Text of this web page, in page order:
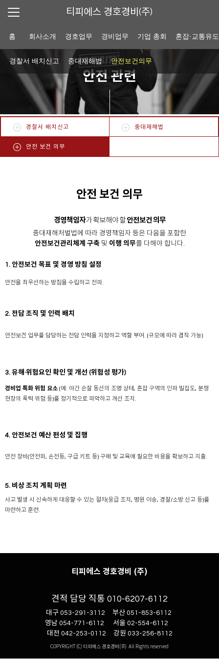
티피에스 경호경비(주)
홈 회사소개 경호업무 경비업무 기업 총회 혼잡·교통유
경찰서 배치신고 중대재해법 안전보건의무
안전 관련
경찰서 배치신고 중대재해법
안전 보건 의무
안전 보건 의무
경영책임자가 확보해야 할 안전보건 의무
중대재해처벌법에 따라 경영책임자 등은 다음을 포함한
안전보건관리체계 구축 및 이행 의무를 다해야 합니다.
1. 안전보건 목표 및 경영 방침 설정
안전을 최우선하는 방침을 수립하고 전파.
2. 전담 조직 및 인력 배치
안전보건 업무를 담당하는 전담 인력을 지정하고 역할 부여. (규모에 따라 겸직 가능)
3. 유해·위험요인 확인 및 개선 (위험성 평가)
경비업 특화 위험 요소 (예: 야간 순찰 동선의 조명 상태, 혼잡 구역의 인파 밀집도, 분쟁
현장의 폭력 위험 등)를 정기적으로 파악하고 개선 조치.
4. 안전보건 예산 편성 및 집행
안전 장비(안전화, 손전등, 구급 키트 등) 구매 및 교육에 필요한 비용을 확보하고 지출.
5. 비상 조치 계획 마련
사고 발생 시 신속하게 대응할 수 있는 절차(응급 조치, 병원 이송, 경찰/소방 신고 등)를
마련하고 훈련.
티피에스 경호경비 (주)
견적 담당 직통 010-6207-6112
대구 053-291-3112 부산 051-853-6112
영남 054-771-6112 서울 02-554-6112
대전 042-253-0112 강원 033-256-8112
COPYRIGHT (C) 티피에스 경호경비(주) All Rights reserved